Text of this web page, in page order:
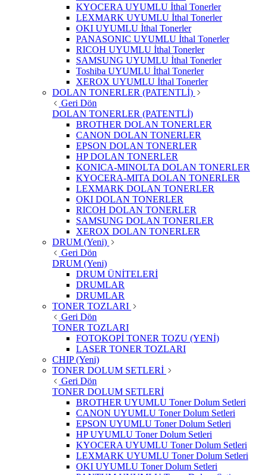
KYOCERA UYUMLU İthal Tonerler
LEXMARK UYUMLU İthal Tonerler
OKI UYUMLU İthal Tonerler
PANASONIC UYUMLU İthal Tonerler
RICOH UYUMLU İthal Tonerler
SAMSUNG UYUMLU İthal Tonerler
Toshiba UYUMLU İthal Tonerler
XEROX UYUMLU İthal Tonerler
DOLAN TONERLER (PATENTLİ)
Geri Dön
DOLAN TONERLER (PATENTLİ)
BROTHER DOLAN TONERLER
CANON DOLAN TONERLER
EPSON DOLAN TONERLER
HP DOLAN TONERLER
KONICA-MINOLTA DOLAN TONERLER
KYOCERA-MITA DOLAN TONERLER
LEXMARK DOLAN TONERLER
OKI DOLAN TONERLER
RICOH DOLAN TONERLER
SAMSUNG DOLAN TONERLER
XEROX DOLAN TONERLER
DRUM (Yeni)
Geri Dön
DRUM (Yeni)
DRUM ÜNİTELERİ
DRUMLAR
DRUMLAR
TONER TOZLARI
Geri Dön
TONER TOZLARI
FOTOKOPİ TONER TOZU (YENİ)
LASER TONER TOZLARI
CHIP (Yeni)
TONER DOLUM SETLERİ
Geri Dön
TONER DOLUM SETLERİ
BROTHER UYUMLU Toner Dolum Setleri
CANON UYUMLU Toner Dolum Setleri
EPSON UYUMLU Toner Dolum Setleri
HP UYUMLU Toner Dolum Setleri
KYOCERA UYUMLU Toner Dolum Setleri
LEXMARK UYUMLU Toner Dolum Setleri
OKI UYUMLU Toner Dolum Setleri